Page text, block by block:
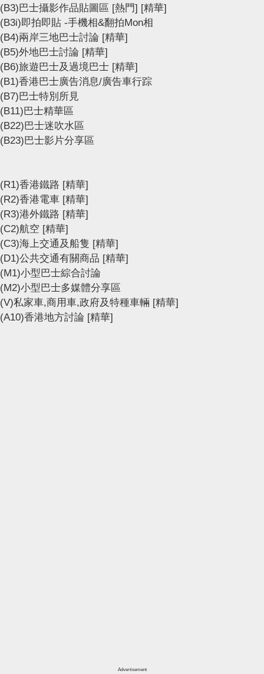
(B3)巴士攝影作品貼圖區 [熱門] [精華]
(B3i)即拍即貼 -手機相&翻拍Mon相
(B4)兩岸三地巴士討論 [精華]
(B5)外地巴士討論 [精華]
(B6)旅遊巴士及過境巴士 [精華]
(B1)香港巴士廣告消息/廣告車行踪
(B7)巴士特別所見
(B11)巴士精華區
(B22)巴士迷吹水區
(B23)巴士影片分享區
(R1)香港鐵路 [精華]
(R2)香港電車 [精華]
(R3)港外鐵路 [精華]
(C2)航空 [精華]
(C3)海上交通及船隻 [精華]
(D1)公共交通有關商品 [精華]
(M1)小型巴士綜合討論
(M2)小型巴士多媒體分享區
(V)私家車,商用車,政府及特種車輛 [精華]
(A10)香港地方討論 [精華]
Advertisement